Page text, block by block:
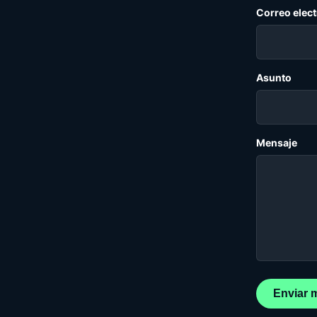
Correo
Asunto
Mensaje
Enviar